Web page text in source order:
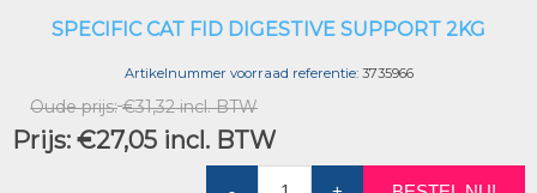
SPECIFIC CAT FID DIGESTIVE SUPPORT 2KG
Artikelnummer voorraad referentie: 3735966
Oude prijs: €31,32 incl. BTW
Prijs: €27,05 incl. BTW